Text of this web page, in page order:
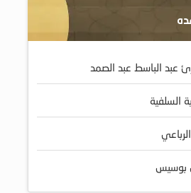
عبد الباسط عبد الصمد
السلفية
بوسيس